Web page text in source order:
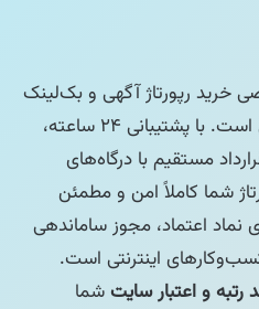
خرید رپورتاژ آگهی و بک‌لینک
از معتبرترین سایت‌های ایرانی است. با پشتیبانی ۲۴ ساعته،
مستقیم با درگاه‌های
شما کاملاً امن و مطمئن
نماد اعتماد، مجوز ساماندهی
اینترنتی است.
رتبه و اعتبار سایتشما